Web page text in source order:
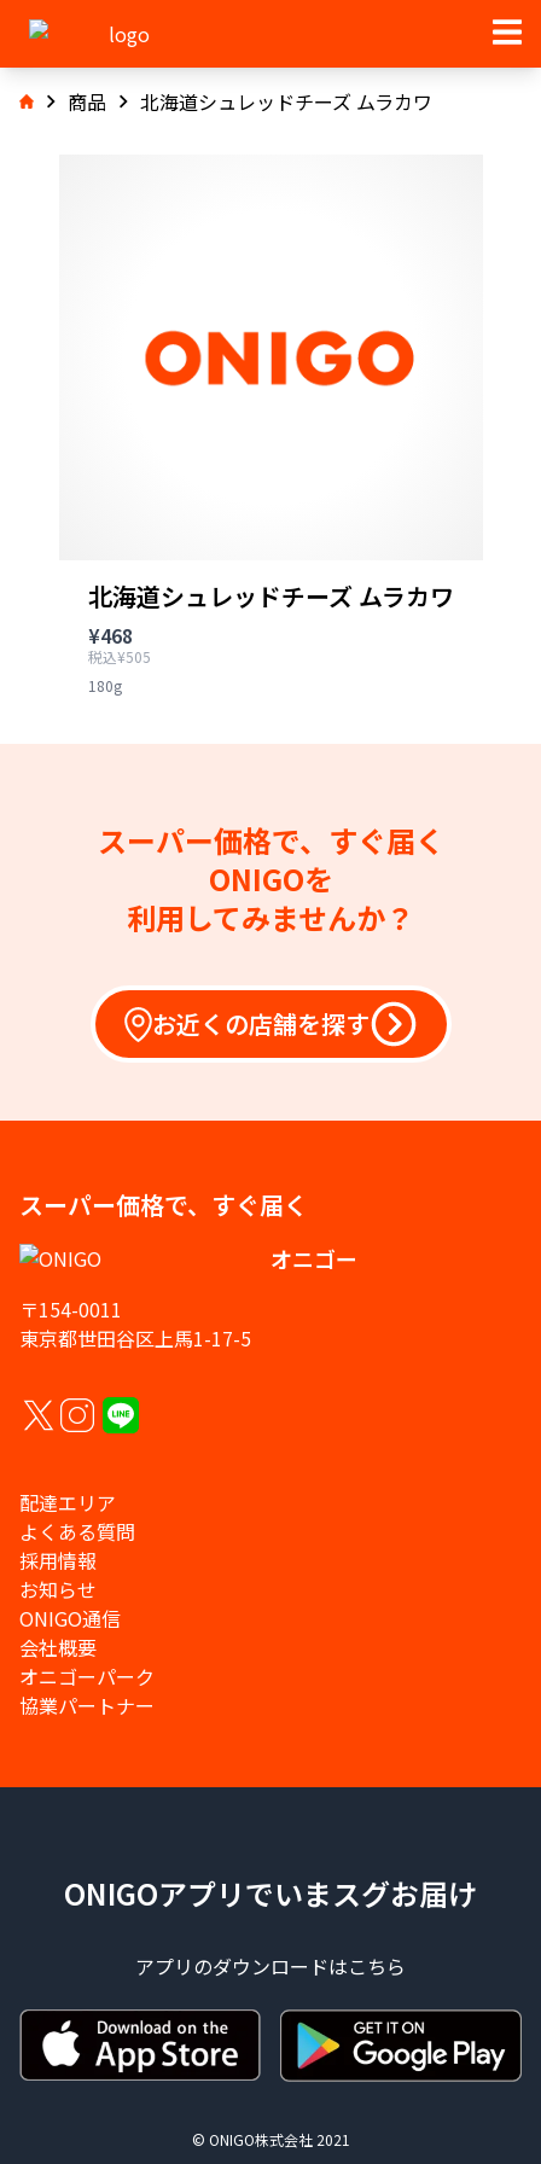
商品 北海道シュレッドチーズ ムラカワ
北海道シュレッドチーズ ムラカワ
¥468
税込¥505
180g
スーパー価格で、すぐ届く
ONIGOを
利用してみませんか？
お近くの店舗を探す
スーパー価格で、すぐ届く
オニゴー
〒154-0011
東京都世田谷区上馬1-17-5
配達エリア
よくある質問
採用情報
お知らせ
ONIGO通信
会社概要
オニゴーパーク
協業パートナー
ONIGOアプリでいまスグお届け
アプリのダウンロードはこちら
© ONIGO株式会社 2021